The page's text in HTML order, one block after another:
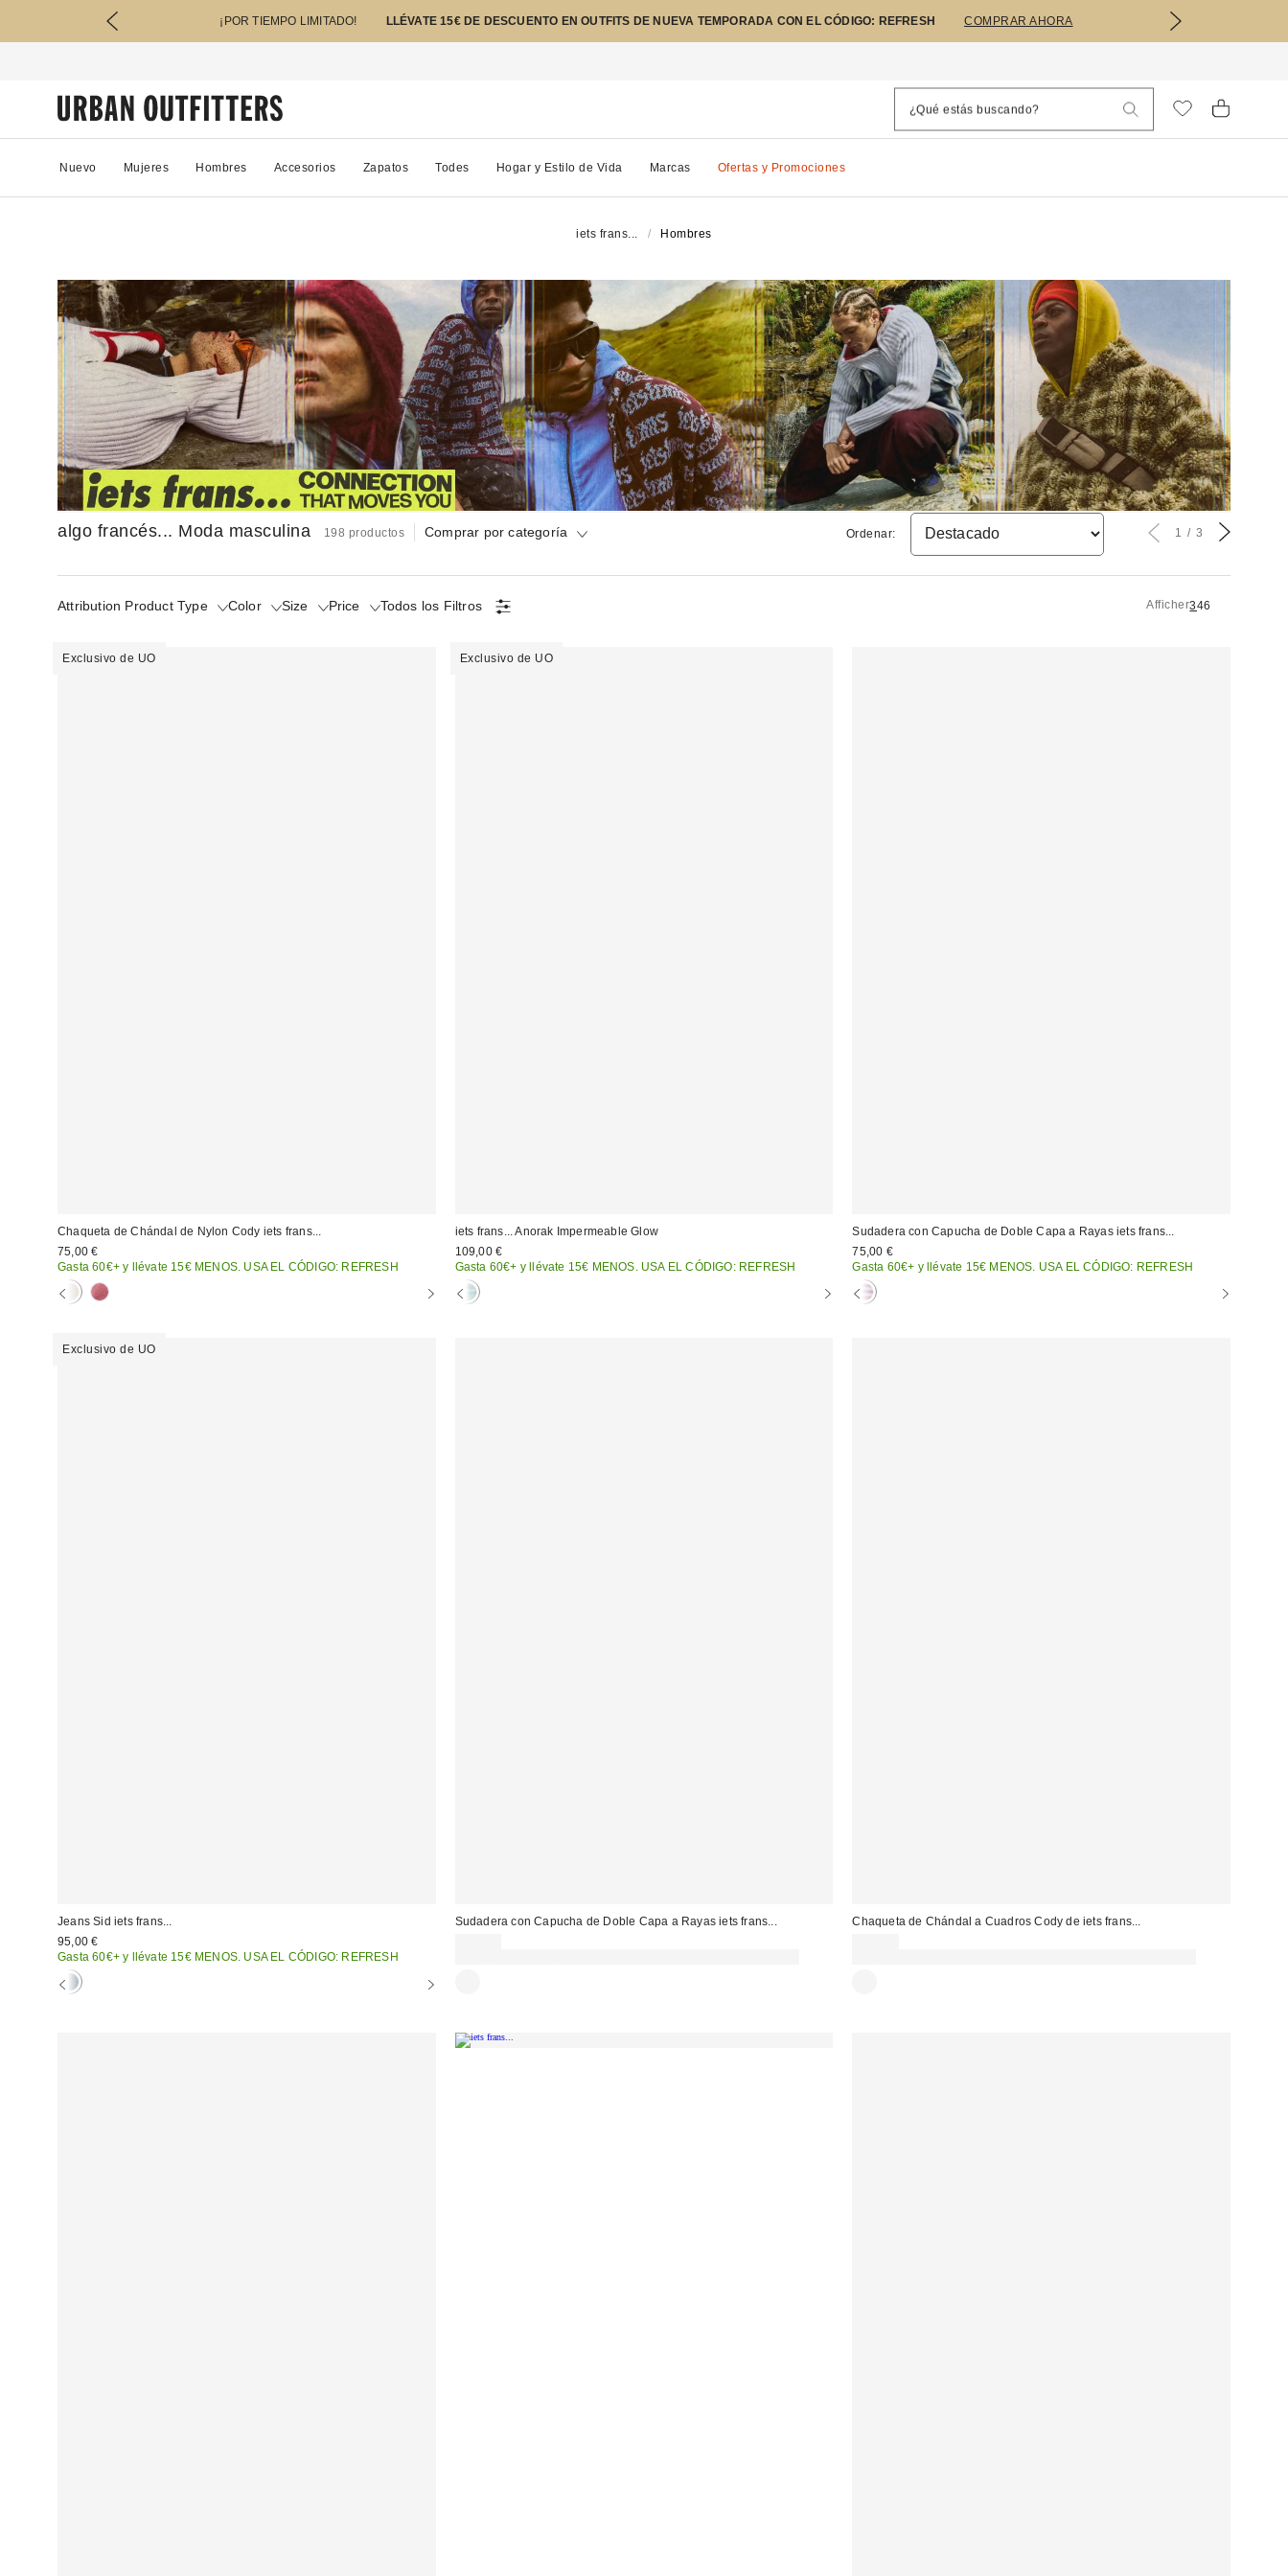
¡POR TIEMPO LIMITADO! LLÉVATE 15€ DE DESCUENTO EN OUTFITS DE NUEVA TEMPORADA CON EL CÓDIGO: REFRESH COMPRAR AHORA
Nuevo Mujeres Hombres Accesorios Zapatos Todes Hogar y Estilo de Vida Marcas Ofertas y Promociones
iets frans... Hombres
algo francés... Moda masculina 198 productos Comprar por categoría
Attribution Product Type Color Size Price Todos los Filtros Afficher346
Ordenar: 1 3
Exclusivo de UO
Chaqueta de Chándal de Nylon Cody iets frans...
75,00 €
Gasta 60€+ y llévate 15€ MENOS. USA EL CÓDIGO: REFRESH
Exclusivo de UO
iets frans... Anorak Impermeable Glow
109,00 €
Gasta 60€+ y llévate 15€ MENOS. USA EL CÓDIGO: REFRESH
Sudadera con Capucha de Doble Capa a Rayas iets frans...
75,00 €
Gasta 60€+ y llévate 15€ MENOS. USA EL CÓDIGO: REFRESH
Exclusivo de UO
Jeans Sid iets frans...
95,00 €
Gasta 60€+ y llévate 15€ MENOS. USA EL CÓDIGO: REFRESH
Sudadera con Capucha de Doble Capa a Rayas iets frans...
Chaqueta de Chándal a Cuadros Cody de iets frans...